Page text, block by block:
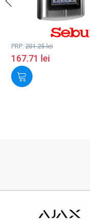
PRP: 201.25lei
167.71 lei